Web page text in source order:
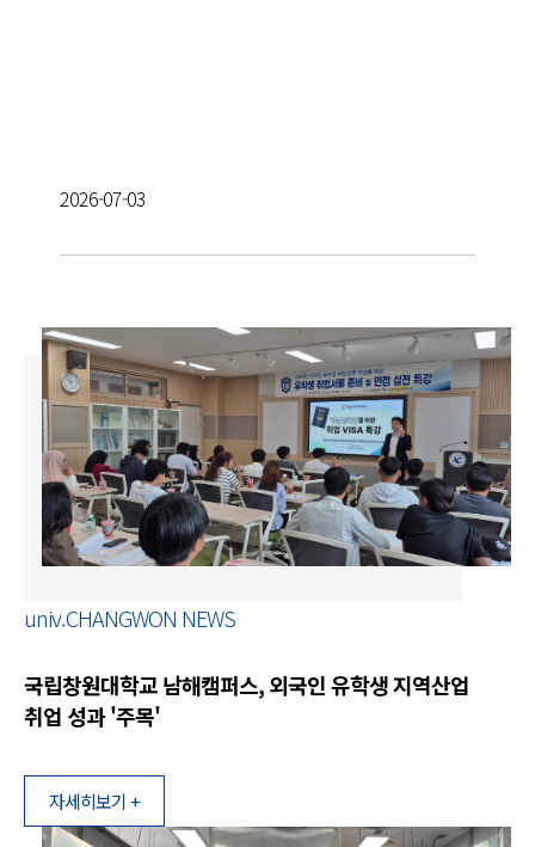
2026-07-03
univ.CHANGWON NEWS
국립창원대학교 남해캠퍼스, 외국인 유학생 지역산업
취업 성과 '주목'
자세히보기 +